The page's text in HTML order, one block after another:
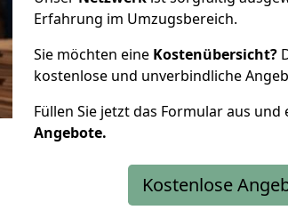
Erfahrung im Umzugsbereich.
Sie möchten eine Kostenübersicht?
kostenlose und unverbindliche
Füllen Sie jetzt das Formular aus und
Angebote.
Kostenlose